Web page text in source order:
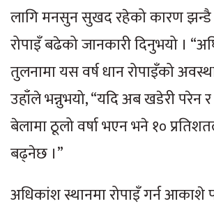
लागि मनसुन सुखद रहेको कारण झन्डै
रोपाइँ बढेको जानकारी दिनुभयो ।
तुलनामा यस वर्ष धान रोपाइँको
उहाँले भन्नुभयो, “यदि अब खडेरी परेन र
बेलामा ठूलो वर्षा भएन भने १०
बढ्नेछ ।”
अधिकांश स्थानमा रोपाइँ गर्न आकाशे